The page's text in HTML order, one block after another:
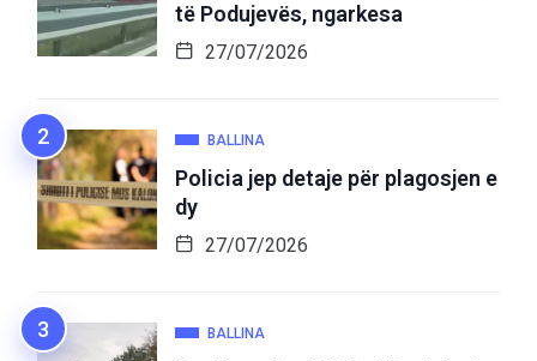
të Podujevës, ngarkesa
27/07/2026
BALLINA
Policia jep detaje për plagosjen e
dy
27/07/2026
BALLINA